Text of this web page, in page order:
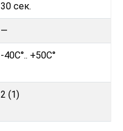
30 сек.
—
-40C°.. +50C°
2 (1)